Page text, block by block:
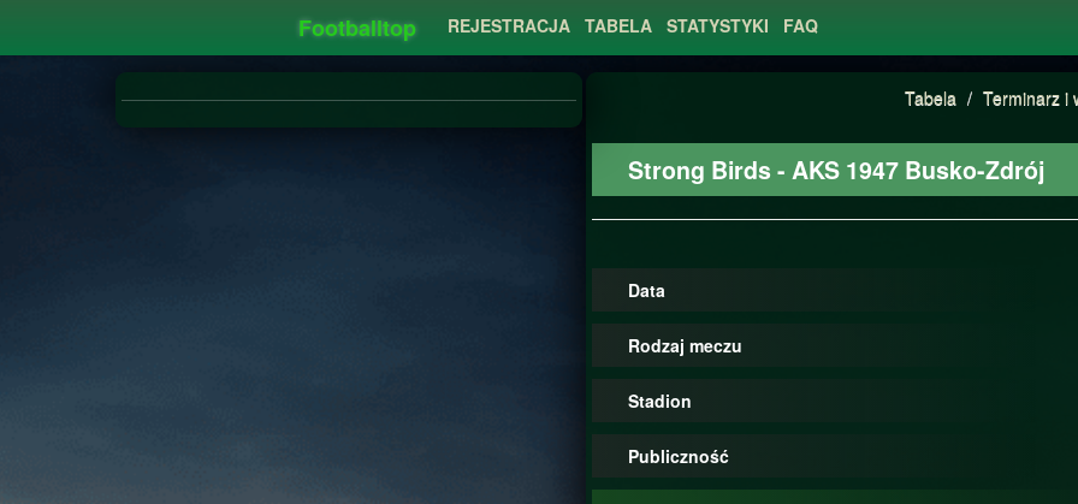
Footballtop REJESTRACJA TABELA STATYSTYKI FAQ
Tabela / Terminarz i
Strong Birds - AKS 1947 Busko-Zdrój
Data
Rodzaj meczu
Stadion
Publiczność